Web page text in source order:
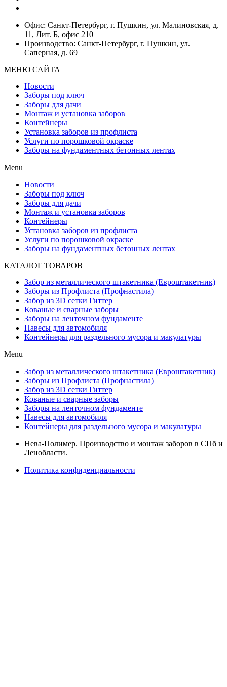
Офис: Санкт-Петербург, г. Пушкин, ул. Малиновская, д.
11, Лит. Б, офис 210
Производство: Санкт-Петербург, г. Пушкин, ул.
Саперная, д. 69
МЕНЮ САЙТА
Новости
Заборы под ключ
Заборы для дачи
Монтаж и установка заборов
Контейнеры
Установка заборов из профлиста
Услуги по порошковой окраске
Заборы на фундаментных бетонных лентах
Menu
Новости
Заборы под ключ
Заборы для дачи
Монтаж и установка заборов
Контейнеры
Установка заборов из профлиста
Услуги по порошковой окраске
Заборы на фундаментных бетонных лентах
КАТАЛОГ ТОВАРОВ
Забор из металлического штакетника (Евроштакетник)
Заборы из Профлиста (Профнастила)
Забор из 3D сетки Гиттер
Кованые и сварные заборы
Заборы на ленточном фундаменте
Навесы для автомобиля
Контейнеры для раздельного мусора и макулатуры
Menu
Забор из металлического штакетника (Евроштакетник)
Заборы из Профлиста (Профнастила)
Забор из 3D сетки Гиттер
Кованые и сварные заборы
Заборы на ленточном фундаменте
Навесы для автомобиля
Контейнеры для раздельного мусора и макулатуры
Нева-Полимер. Производство и монтаж заборов в СПб и
Ленобласти.
Политика конфиденциальности